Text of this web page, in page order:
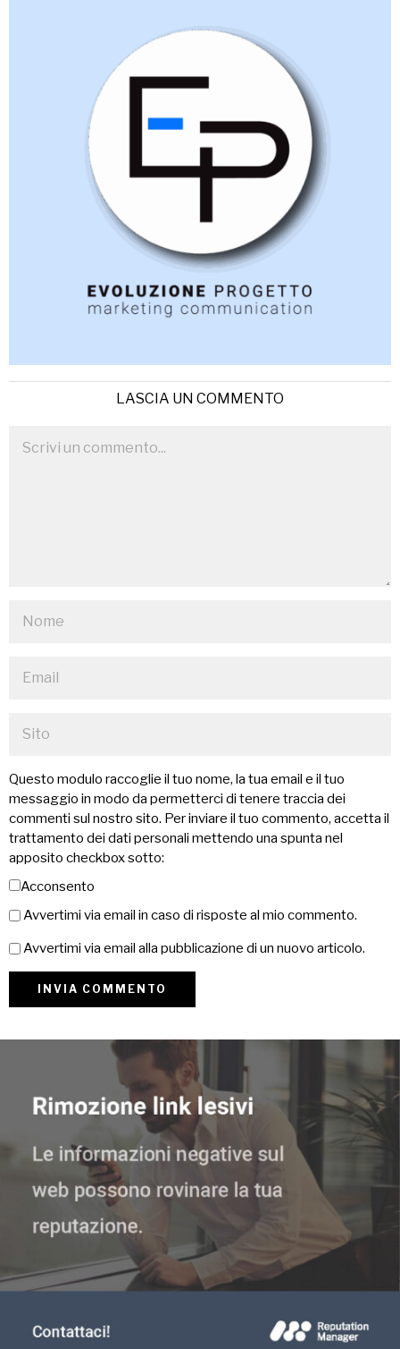
LASCIA UN COMMENTO
Questo modulo raccoglie il tuo nome, la tua email e il tuo
messaggio in modo da permetterci di tenere traccia dei
commenti sul nostro sito. Per inviare il tuo commento, accetta il
trattamento dei dati personali mettendo una spunta nel
apposito checkbox sotto:
Acconsento
Avvertimi via email in caso di risposte al mio commento.
Avvertimi via email alla pubblicazione di un nuovo articolo.